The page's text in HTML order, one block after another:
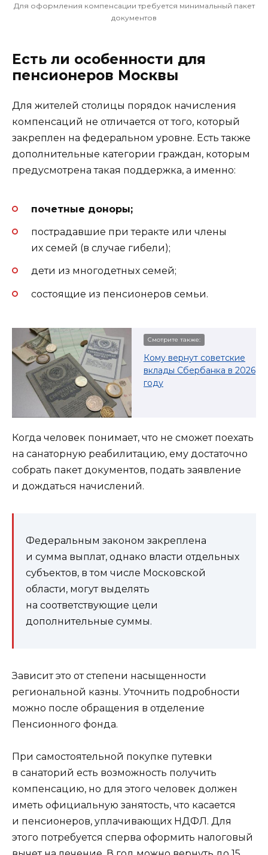
Для оформления компенсации требуется минимальный пакет
документов
Есть ли особенности для
пенсионеров Москвы
Для жителей столицы порядок начисления
компенсаций не отличается от того, который
закреплен на федеральном уровне. Есть также
дополнительные категории граждан, которым
предусмотрена такая поддержка, а именно:
почетные доноры;
пострадавшие при теракте или члены
их семей (в случае гибели);
дети из многодетных семей;
состоящие из пенсионеров семьи.
Смотрите также:
Кому вернут советские
вклады Сбербанка в 2026
году
Когда человек понимает, что не сможет поехать
на санаторную реабилитацию, ему достаточно
собрать пакет документов, подать заявление
и дождаться начислений.
Федеральным законом закреплена
и сумма выплат, однако власти отдельных
субъектов, в том числе Московской
области, могут выделять
на соответствующие цели
дополнительные суммы.
Зависит это от степени насыщенности
региональной казны. Уточнить подробности
можно после обращения в отделение
Пенсионного фонда.
При самостоятельной покупке путевки
в санаторий есть возможность получить
компенсацию, но для этого человек должен
иметь официальную занятость, что касается
и пенсионеров, уплачивающих НДФЛ. Для
этого потребуется сперва оформить налоговый